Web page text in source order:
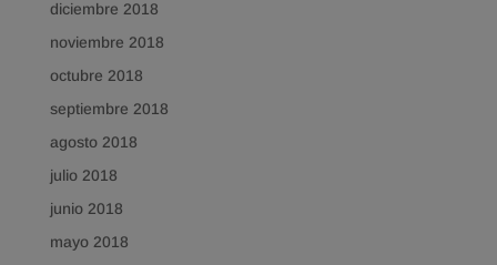
diciembre 2018
noviembre 2018
octubre 2018
septiembre 2018
agosto 2018
julio 2018
junio 2018
mayo 2018